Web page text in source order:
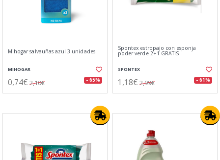
Mihogar salvauñas azul 3 unidades
MIHOGAR
0,74€ 2,10€ - 65%
Spontex estropajo con esponja
poder verde 2+1 GRATIS
SPONTEX
1,18€ 2,99€ - 61%